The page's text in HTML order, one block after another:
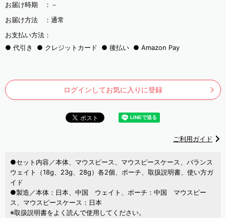
お届け時期 ： －
お届け方法 ： 通常
お支払い方法：
代引き
クレジットカード 後払い Amazon Pay
ログインしてお気に入りに登録
ご利用ガイド
●セット内容／本体、マウスピース、マウスピースケース、バランス
ウェイト（18g、23g、28g）各2個、ポーチ、取扱説明書、使い方ガ
イド
●製造／本体：日本、中国 ウェイト、ポーチ：中国 マウスピー
ス、マウスピースケース：日本
※取扱説明書をよく読んで使用してください。